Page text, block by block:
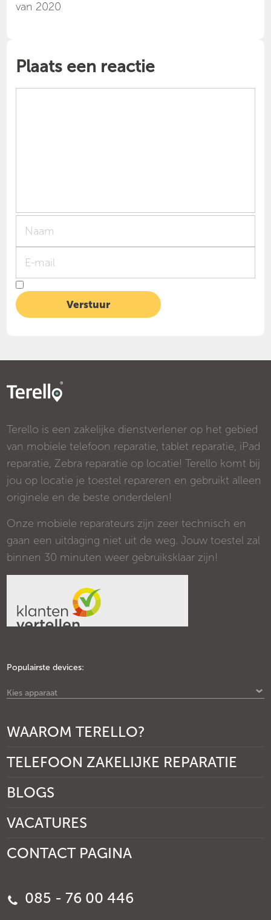
van 2020
Plaats een reactie
Terello is een zakelijke dienstverlener op het gebied
van mobiele telefoon reparatie, tablet reparatie, iPad
reparatie, Zebra reparatie op locatie! Terello komt bij
jou op locatie je toestel repareren en gebruikt alleen
originele en de beste onderdelen!
Onze mobiele reparateurs zijn zeer technisch en
gaan een uitdaging niet uit de weg. Jouw toestel zal
binnen 30 minuten weer gebruiksklaar zijn!
Populairste devices:
Kies apparaat
WAAROM TERELLO?
TELEFOON ZAKELIJKE REPARATIE
BLOGS
VACATURES
CONTACT PAGINA
085 - 76 00 446